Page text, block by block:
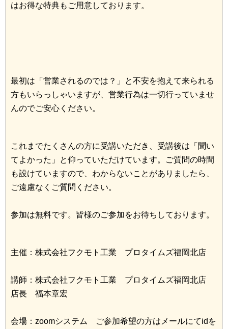
はお得な特典もご用意しております。
最初は「営業されるのでは？」と不安を抱えて来られる
方もいらっしゃいますが、営業行為は一切行っていませ
んのでご安心ください。
これまでたくさんの方に受講いただき、受講後は「聞い
てよかった」と仰っていただけています。ご質問の時間
も設けていますので、わからないことがありましたら、
ご遠慮なくご質問ください。
参加は無料です。皆様のご参加をお待ちしております。
主催：株式会社フクモト工業 プロタイムズ福岡北店
講師：株式会社フクモト工業 プロタイムズ福岡北店
店長 福本章宏
会場：zoomシステム ご参加希望の方はメールにてidを